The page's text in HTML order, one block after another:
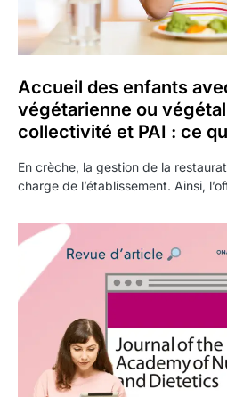
Accueil des enfants
végétarienne ou
collectivité et PAI : ce
En crèche, la gestion de la
charge de l’établissement. Ainsi,